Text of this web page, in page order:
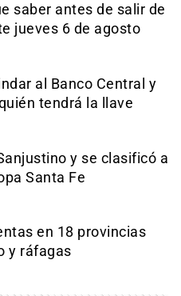
saber antes de salir de
jueves 6 de agosto
al Banco Central y
tendrá la llave
y se clasificó a
Santa Fe
en 18 provincias
y ráfagas